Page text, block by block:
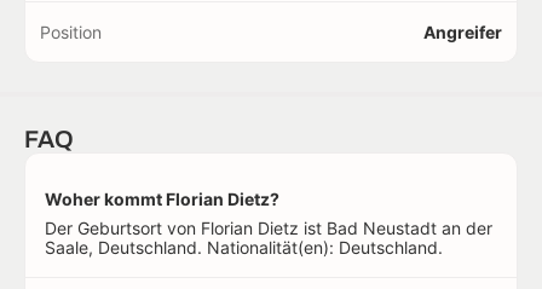
Position Angreifer
FAQ
Woher kommt Florian Dietz?
Der Geburtsort von Florian Dietz ist Bad Neustadt an der
Saale, Deutschland. Nationalität(en): Deutschland.